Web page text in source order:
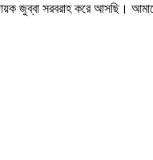
জুব্বা সরবরাহ করে আসছি।